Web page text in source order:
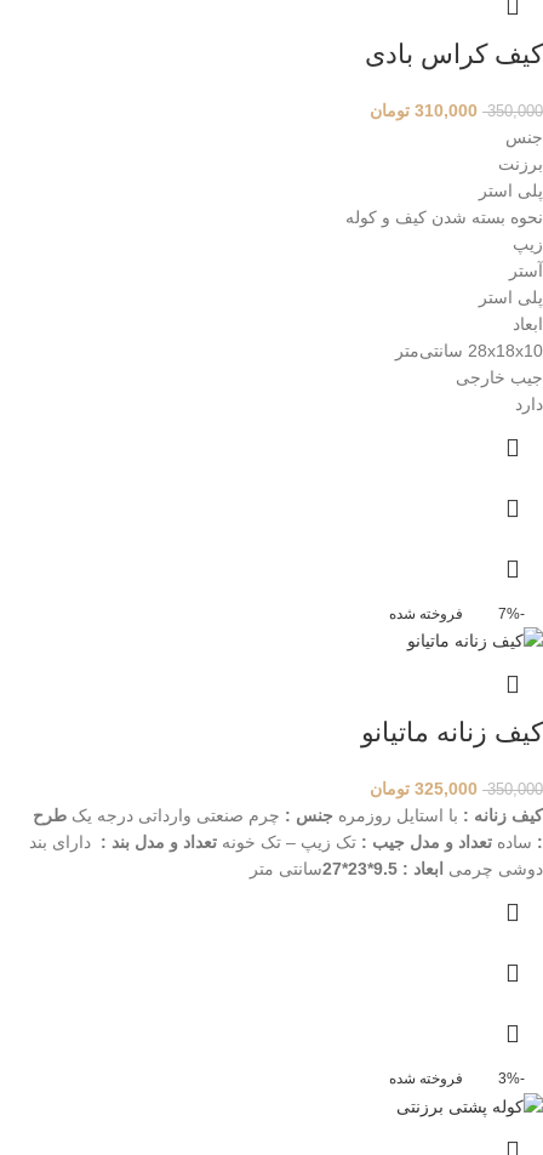
کیف کراس بادی
350,000
310,000 تومان
جنس
برزنت
پلی استر
نحوه بسته شدن کیف و کوله
زیپ
آستر
پلی استر
ابعاد
28x18x10 سانتی‌متر
جیب خارجی
دارد
-7% فروخته شده
کیف زنانه ماتیانو
350,000
325,000 تومان
کیف زنانه : با استایل روزمره جنس : چرم صنعتی وارداتی درجه یک طرح
: ساده تعداد و مدل جیب : تک زیپ – تک خونه تعداد و مدل بند : دارای بند
دوشی چرمی ابعاد : 9.5*23*27 سانتی متر
-3% فروخته شده